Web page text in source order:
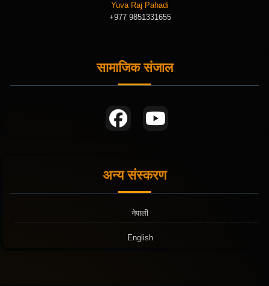
Yuva Raj Pahadi
+977 9851331655
सामाजिक संजाल
अन्य संस्करण
नेपाली
English